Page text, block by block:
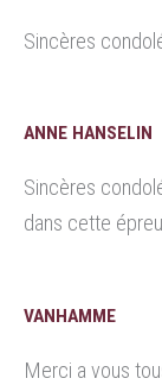
Sincères
ANNE HANSELIN
Sincères
dans cette
VANHAMME
Merci a vous